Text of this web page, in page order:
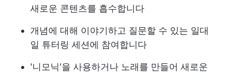
새로운 콘텐츠를 흡수합니다
개념에 대해 이야기하고 질문할 수 있는 일대
일 튜터링 세션에 참여합니다
'니모닉'을 사용하거나 노래를 만들어 새로운